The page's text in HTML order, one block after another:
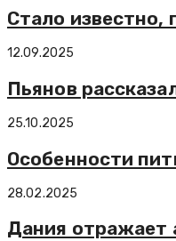
Стало известно,
12.09.2025
Пьянов
25.10.2025
Особенности
28.02.2025
Дания отражает